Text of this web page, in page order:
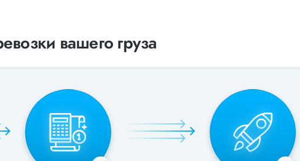
вашего груза